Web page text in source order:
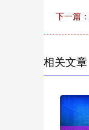
下一篇：
相关文章